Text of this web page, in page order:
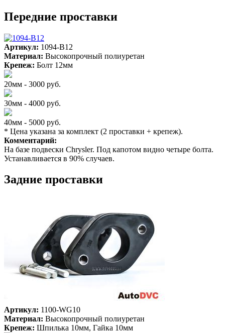
Передние проставки
Артикул: 1094-B12
Материал: Высокопрочный полиуретан
Крепеж: Болт 12мм
20мм - 3000 руб.
30мм - 4000 руб.
40мм - 5000 руб.
* Цена указана за комплект (2 проставки + крепеж).
Комментарий:
На базе подвески Chrysler. Под капотом видно четыре болта.
Устанавливается в 90% случаев.
Задние проставки
Артикул: 1100-WG10
Материал: Высокопрочный полиуретан
Крепеж: Шпилька 10мм, Гайка 10мм